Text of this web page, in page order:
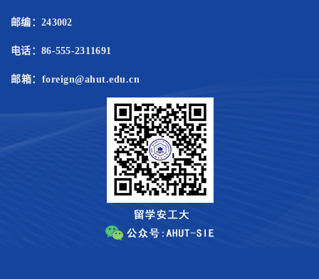
第 4 页
邮编：243002
电话：86-555-2311691
邮箱：foreign@ahut.edu.cn